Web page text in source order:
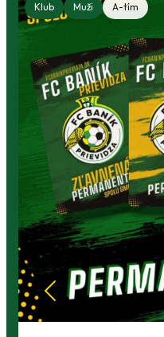
Klub Muži A-tím